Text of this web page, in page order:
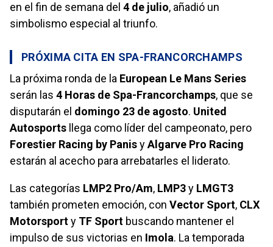
en el fin de semana del 4 de julio, añadió un
simbolismo especial al triunfo.
PRÓXIMA CITA EN SPA-FRANCORCHAMPS
La próxima ronda de la European Le Mans Series
serán las 4 Horas de Spa-Francorchamps, que se
disputarán el domingo 23 de agosto. United
Autosports llega como líder del campeonato, pero
Forestier Racing by PanisyAlgarve Pro Racing
estarán al acecho para arrebatarles el liderato.
Las categorías LMP2 Pro/Am, LMP3y LMGT3
también prometen emoción, con Vector Sport, CLX
Motorsporty TF Sport buscando mantener el
impulso de sus victorias en Imola. La temporada